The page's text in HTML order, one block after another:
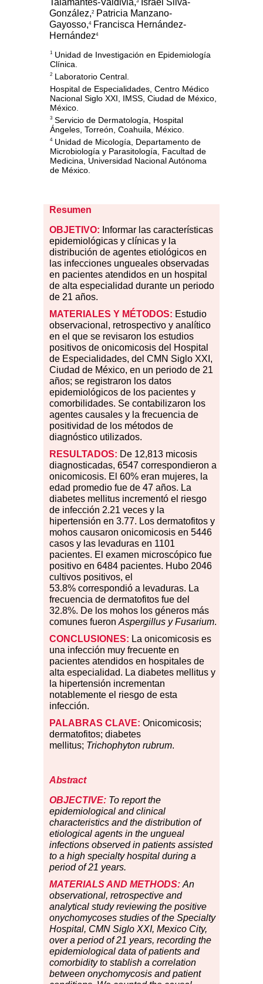
Talamantes-Valdivia,
Israel Silva-
González,2
Patricia Manzano-
Gayosso,4Francisca Hernández-
Hernández4
1 Unidad de Investigación en Epidemiología
Clínica.
2 Laboratorio Central.
Hospital de Especialidades, Centro Médico
Nacional Siglo XXI, IMSS, Ciudad de México,
México.
3 Servicio de Dermatología, Hospital
Ángeles, Torreón, Coahuila, México.
4Unidad de Micología, Departamento de
Microbiología y Parasitología, Facultad de
Medicina, Universidad Nacional Autónoma
de México.
Resumen
OBJETIVO: Informar las características
epidemiológicas y clínicas y la
distribución de agentes etiológicos en
las infecciones ungueales observadas
en pacientes atendidos en un hospital
de alta especialidad durante un periodo
de 21 años.
MATERIALES Y MÉTODOS: Estudio
observacional, retrospectivo y analítico
en el que se revisaron los estudios
positivos de onicomicosis del Hospital
de Especialidades, del CMN Siglo XXI,
Ciudad de México, en un periodo de 21
años; se registraron los datos
epidemiológicos de los pacientes y
comorbilidades. Se contabilizaron los
agentes causales y la frecuencia de
positividad de los métodos de
diagnóstico utilizados.
RESULTADOS: De 12,813 micosis
diagnosticadas, 6547 correspondieron a
onicomicosis. El 60% eran mujeres, la
edad promedio fue de 47 años. La
diabetes mellitus incrementó el riesgo
de infección 2.21 veces y la
hipertensión en 3.77. Los dermatofitos y
mohos causaron onicomicosis en 5446
casos y las levaduras en 1101
pacientes. El examen microscópico fue
positivo en 6484 pacientes. Hubo 2046
cultivos positivos, el
53.8% correspondió a levaduras. La
frecuencia de dermatofitos fue del
32.8%. De los mohos los géneros más
comunes fueron Aspergillus y Fusarium.
CONCLUSIONES: La onicomicosis es
una infección muy frecuente en
pacientes atendidos en hospitales de
alta especialidad. La diabetes mellitus y
la hipertensión incrementan
notablemente el riesgo de esta
infección.
PALABRAS CLAVE: Onicomicosis;
dermatofitos; diabetes
mellitus; Trichophyton rubrum.
Abstract
OBJECTIVE: To report the
epidemiological and clinical
characteristics and the distribution of
etiological agents in the ungueal
infections observed in patients assisted
to a high specialty hospital during a
period of 21 years.
MATERIALS AND METHODS: An
observational, retrospective and
analytical study reviewing the positive
onychomycoses studies of the Specialty
Hospital, CMN Siglo XXI, Mexico City,
over a period of 21 years, recording the
epidemiological data of patients and
comorbidity to stablish a correlation
between onychomycosis and patient